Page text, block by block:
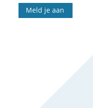
Meld je aan